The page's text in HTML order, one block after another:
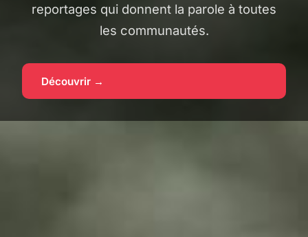
reportages qui donnent la parole à toutes
les communautés.
Découvrir →